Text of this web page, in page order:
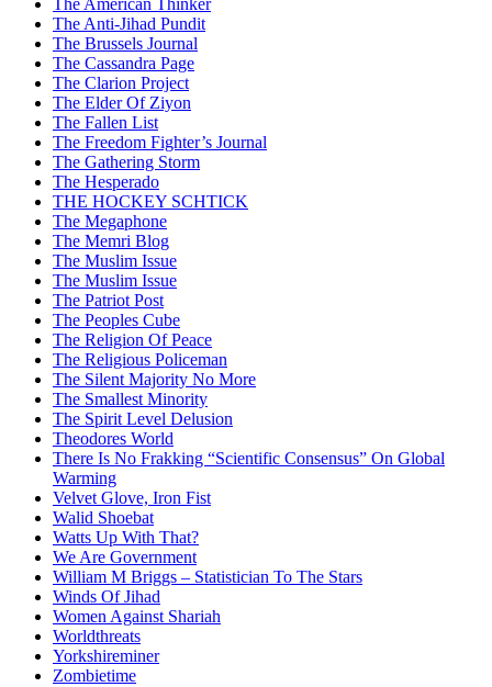
The American Thinker
The Anti-Jihad Pundit
The Brussels Journal
The Cassandra Page
The Clarion Project
The Elder Of Ziyon
The Fallen List
The Freedom Fighter’s Journal
The Gathering Storm
The Hesperado
THE HOCKEY SCHTICK
The Megaphone
The Memri Blog
The Muslim Issue
The Muslim Issue
The Patriot Post
The Peoples Cube
The Religion Of Peace
The Religious Policeman
The Silent Majority No More
The Smallest Minority
The Spirit Level Delusion
Theodores World
There Is No Frakking “Scientific Consensus” On Global
Warming
Velvet Glove, Iron Fist
Walid Shoebat
Watts Up With That?
We Are Government
William M Briggs – Statistician To The Stars
Winds Of Jihad
Women Against Shariah
Worldthreats
Yorkshireminer
Zombietime